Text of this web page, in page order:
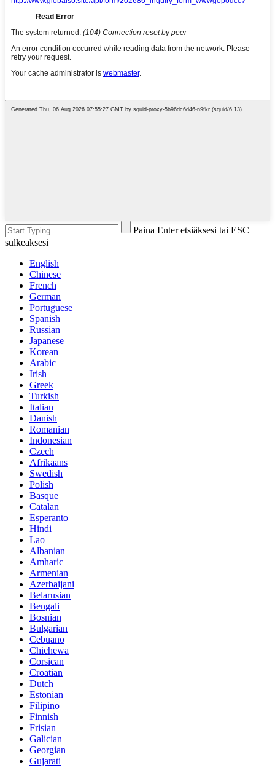
Paina Enter etsiäksesi tai ESC
sulkeaksesi
English
Chinese
French
German
Portuguese
Spanish
Russian
Japanese
Korean
Arabic
Irish
Greek
Turkish
Italian
Danish
Romanian
Indonesian
Czech
Afrikaans
Swedish
Polish
Basque
Catalan
Esperanto
Hindi
Lao
Albanian
Amharic
Armenian
Azerbaijani
Belarusian
Bengali
Bosnian
Bulgarian
Cebuano
Chichewa
Corsican
Croatian
Dutch
Estonian
Filipino
Finnish
Frisian
Galician
Georgian
Gujarati